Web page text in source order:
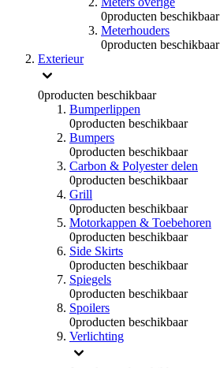
0producten beschikbaar
Meterhouders
0producten beschikbaar
Exterieur
0producten beschikbaar
Bumperlippen
0producten beschikbaar
Bumpers
0producten beschikbaar
Carbon & Polyester delen
0producten beschikbaar
Grill
0producten beschikbaar
Motorkappen & Toebehoren
0producten beschikbaar
Side Skirts
0producten beschikbaar
Spiegels
0producten beschikbaar
Spoilers
0producten beschikbaar
Verlichting